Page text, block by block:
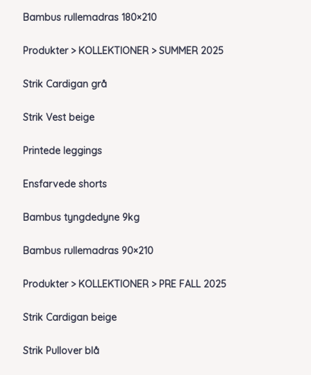
Bambus rullemadras 180×210
Produkter > KOLLEKTIONER > SUMMER 2025
Strik Cardigan grå
Strik Vest beige
Printede leggings
Ensfarvede shorts
Bambus tyngdedyne 9kg
Bambus rullemadras 90×210
Produkter > KOLLEKTIONER > PRE FALL 2025
Strik Cardigan beige
Strik Pullover blå